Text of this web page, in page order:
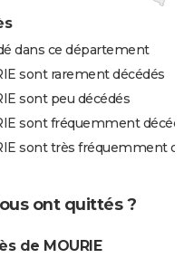
dans ce département
sont rarement décédés
sont peu décédés
sont fréquemment
sont très fréquemment
ont quittés ?
de MOURIE